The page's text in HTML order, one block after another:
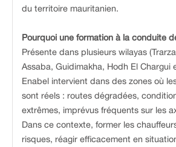
du territoire mauritanien.
Pourquoi une formation à la conduite
Présente dans plusieurs wilayas
Assaba, Guidimakha, Hodh El Chargui
Enabel intervient dans des zones où
sont réels : routes dégradées,
extrêmes, imprévus fréquents sur les
Dans ce contexte, former les
risques, réagir efficacement en